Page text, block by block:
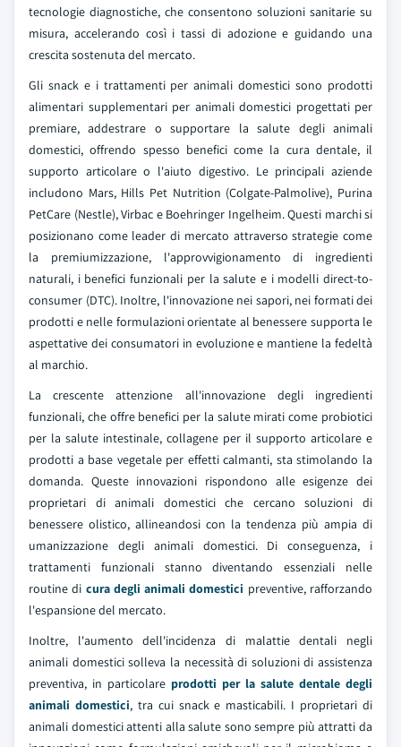
tecnologie diagnostiche, che consentono soluzioni sanitarie su
misura, accelerando così i tassi di adozione e guidando una
crescita sostenuta del mercato.
Gli snack e i trattamenti per animali domestici sono prodotti
alimentari supplementari per animali domestici progettati per
premiare, addestrare o supportare la salute degli animali
domestici, offrendo spesso benefici come la cura dentale, il
supporto articolare o l'aiuto digestivo. Le principali aziende
includono Mars, Hills Pet Nutrition (Colgate-Palmolive), Purina
PetCare (Nestle), Virbac e Boehringer Ingelheim. Questi marchi si
posizionano come leader di mercato attraverso strategie come
la premiumizzazione, l'approvvigionamento di ingredienti
naturali, i benefici funzionali per la salute e i modelli direct-to-
consumer (DTC). Inoltre, l'innovazione nei sapori, nei formati dei
prodotti e nelle formulazioni orientate al benessere supporta le
aspettative dei consumatori in evoluzione e mantiene la fedeltà
al marchio.
La crescente attenzione all'innovazione degli ingredienti
funzionali, che offre benefici per la salute mirati come probiotici
per la salute intestinale, collagene per il supporto articolare e
prodotti a base vegetale per effetti calmanti, sta stimolando la
domanda. Queste innovazioni rispondono alle esigenze dei
proprietari di animali domestici che cercano soluzioni di
benessere olistico, allineandosi con la tendenza più ampia di
umanizzazione degli animali domestici. Di conseguenza, i
trattamenti funzionali stanno diventando essenziali nelle
routine di cura degli animali domestici preventive, rafforzando
l'espansione del mercato.
Inoltre, l'aumento dell'incidenza di malattie dentali negli
animali domestici solleva la necessità di soluzioni di assistenza
preventiva, in particolare prodotti per la salute dentale degli
animali domestici, tra cui snack e masticabili. I proprietari di
animali domestici attenti alla salute sono sempre più attratti da